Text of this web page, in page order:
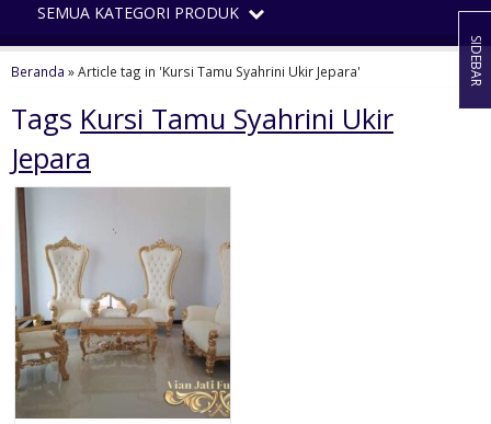
SEMUA KATEGORI PRODUK
Beranda »Article tag in 'Kursi Tamu Syahrini Ukir Jepara'
Tags Kursi Tamu Syahrini Ukir
Jepara
SIDEBAR